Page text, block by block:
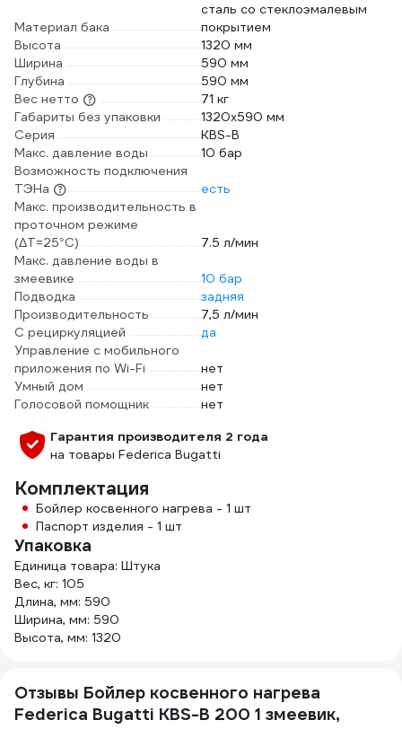
Материал бака
сталь со стеклоэмалевым
покрытием
Высота
1320 мм
Ширина
590 мм
Глубина
590 мм
Вес нетто
71 кг
Габариты без упаковки
1320х590 мм
Серия
KBS-B
Макс. давление воды
10 бар
Возможность подключения
ТЭНа
есть
Макс. производительность в
проточном режиме
(ΔT=25°C)
7.5 л/мин
Макс. давление воды в
змеевике
10 бар
Подводка
задняя
Производительность
7,5 л/мин
С рециркуляцией
да
Управление c мобильного
приложения по Wi-Fi
нет
Умный дом
нет
Голосовой помощник
нет
Гарантия производителя 2 года
на товары Federica Bugatti
Комплектация
Бойлер косвенного нагрева - 1 шт
Паспорт изделия - 1 шт
Упаковка
Единица товара: Штука
Вес, кг: 105
Длина, мм: 590
Ширина, мм: 590
Высота, мм: 1320
Отзывы Бойлер косвенного нагрева
Federica Bugatti KBS-B 200 1 змеевик,